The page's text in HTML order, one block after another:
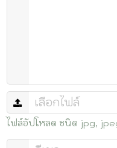
ไฟล์อัปโหลด ชนิด jpg,